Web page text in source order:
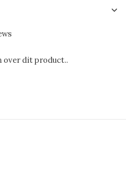
over dit product..